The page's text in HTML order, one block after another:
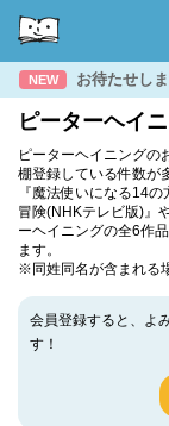
NEW お待たせし
ピーターヘイ
ピーターヘイニングの
棚登録している件数が
『魔法使いになる14
冒険(NHKテレビ版)』
ーヘイニングの全6作
ます。
※同姓同名が含まれる
会員登録すると、よ
す！